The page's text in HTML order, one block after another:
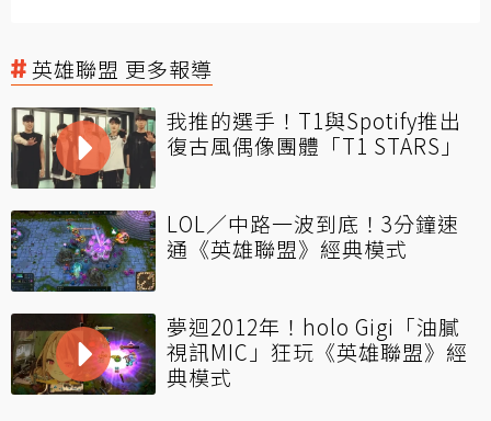
英雄聯盟 更多報導
我推的選手！T1與Spotify推出
復古風偶像團體「T1 STARS」
LOL／中路一波到底！3分鐘速
通《英雄聯盟》經典模式
夢迴2012年！holo Gigi「油膩
視訊MIC」狂玩《英雄聯盟》經
典模式